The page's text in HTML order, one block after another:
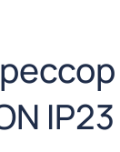
IP23